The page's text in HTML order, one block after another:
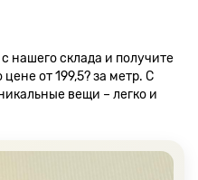
нашего склада и получите
от 199,5? за метр. С
вещи – легко и